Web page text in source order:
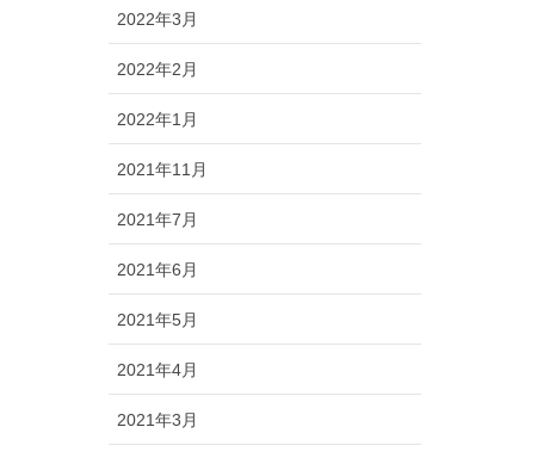
2022年3月
2022年2月
2022年1月
2021年11月
2021年7月
2021年6月
2021年5月
2021年4月
2021年3月